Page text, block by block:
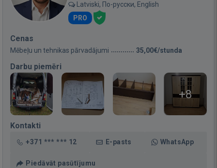
Latviski, По-русски, English
PRO
Cenas
Mēbeļu un tehnikas pārvadājumi 35,00€/stunda
Darbu piemēri
+8
Kontakti
+371 *** *** 12 E-pasts WhatsApp
Piedāvāt pasūtījumu